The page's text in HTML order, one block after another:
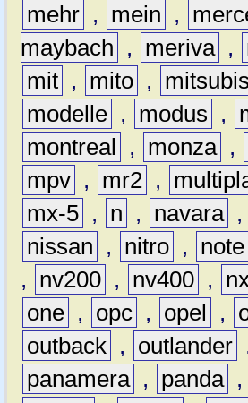
mehr , mein ,
maybach
, meriva ,
mit , mito ,
modelle , modus ,
montreal
, monza ,
mpv , mr2 ,
mx-5 , n , navara ,
nissan
, nitro , note
,
nv200 , nv400 ,
one , opc , opel ,
outback , outlander
panamera , panda ,